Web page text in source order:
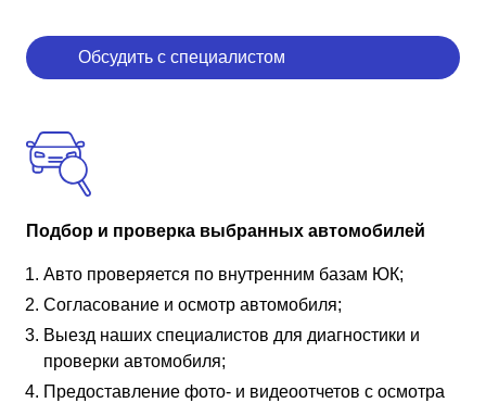
Обсудить с специалистом
Подбор и проверка выбранных автомобилей
Авто проверяется по внутренним базам ЮК;
Согласование и осмотр автомобиля;
Выезд наших специалистов для диагностики и
проверки автомобиля;
Предоставление фото- и видеоотчетов с осмотра